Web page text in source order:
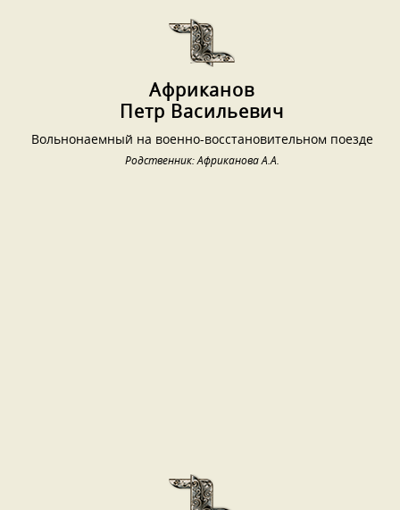
Африканов
Петр Васильевич
Вольнонаемный на военно-восстановительном поезде
Родственник: Африканова А.А.